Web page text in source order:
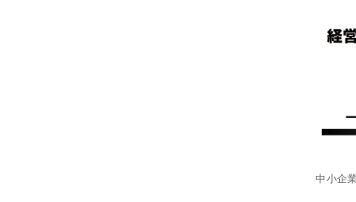
中小企